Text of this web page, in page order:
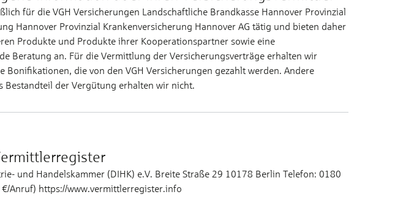
für die VGH Versicherungen Landschaftliche Brandkasse Hannover Provinzial
Hannover Provinzial Krankenversicherung Hannover AG tätig und bieten daher
Produkte und Produkte ihrer Kooperationspartner sowie eine
Beratung an. Für die Vermittlung der Versicherungsverträge erhalten wir
Bonifikationen, die von den VGH Versicherungen gezahlt werden. Andere
Bestandteil der Vergütung erhalten wir nicht.
und Handelskammer (DIHK) e.V. Breite Straße 29 10178 Berlin Telefon: 0180
Anruf) https://www.vermittlerregister.info